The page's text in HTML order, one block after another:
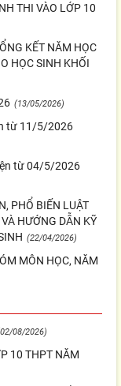
THI VÀO LỚP 10
KẾT NĂM HỌC
HỌC SINH KHỐI
(13/05/2026)
từ 11/5/2026
từ 04/5/2026
PHỔ BIẾN LUẬT
HƯỚNG DẪN KỸ
(22/04/2026)
MÔN HỌC, NĂM
08/2026)
10 THPT NĂM